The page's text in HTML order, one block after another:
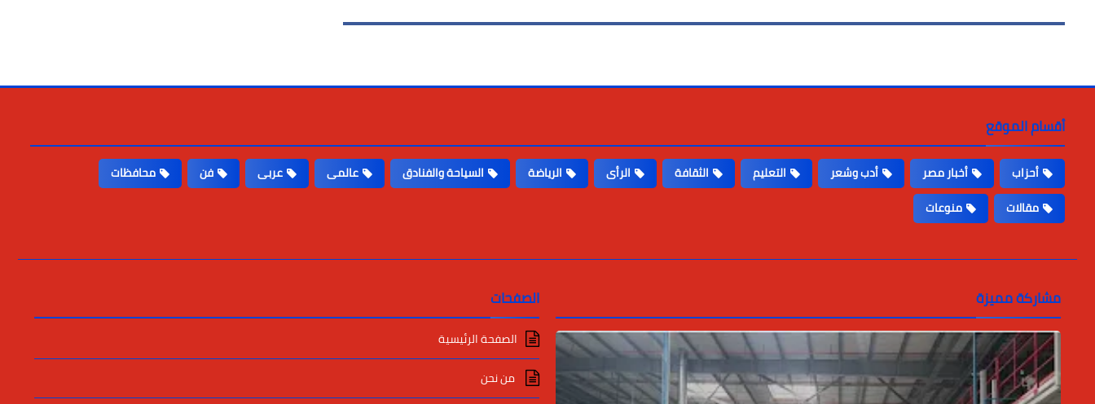
أقسام الموقع
أحزاب أخبار مصر أدب وشعر التعليم الثقافة الرأى الرياضة السياحة والفنادق عالمى عربى فن
محافظات
مقالات
منوعات
مشاركة مميزة الصفحات
الصفحة الرئيسية
من نحن